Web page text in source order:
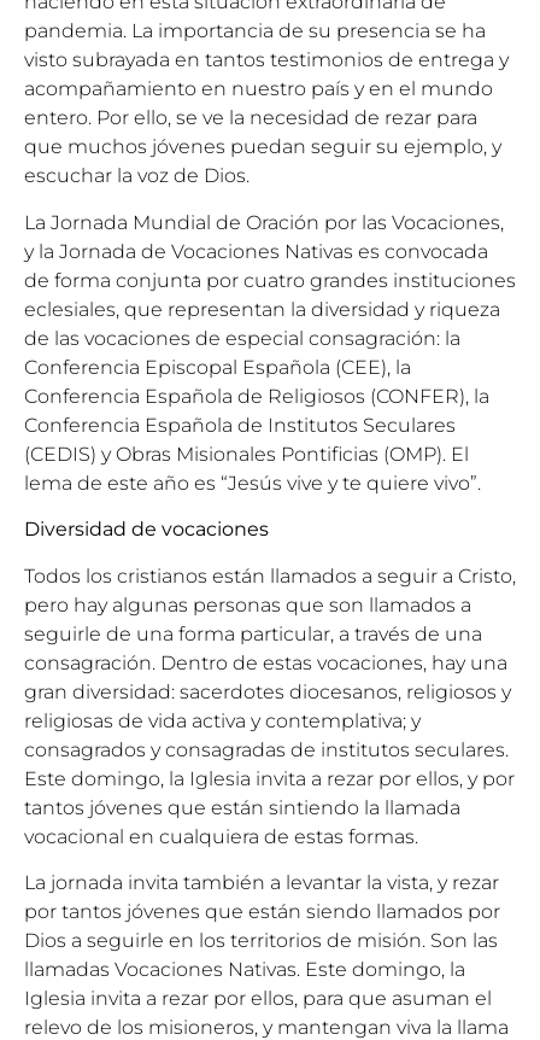
pandemia. La importancia de su presencia se ha
visto subrayada en tantos testimonios de entrega y
acompañamiento en nuestro país y en el mundo
entero. Por ello, se ve la necesidad de rezar para
que muchos jóvenes puedan seguir su ejemplo, y
escuchar la voz de Dios.
La Jornada Mundial de Oración por las Vocaciones,
y la Jornada de Vocaciones Nativas es convocada
de forma conjunta por cuatro grandes instituciones
eclesiales, que representan la diversidad y riqueza
de las vocaciones de especial consagración: la
Conferencia Episcopal Española (CEE), la
Conferencia Española de Religiosos (CONFER), la
Conferencia Española de Institutos Seculares
(CEDIS) y Obras Misionales Pontificias (OMP). El
lema de este año es “Jesús vive y te quiere vivo”.
Diversidad de vocaciones
Todos los cristianos están llamados a seguir a Cristo,
pero hay algunas personas que son llamados a
seguirle de una forma particular, a través de una
consagración. Dentro de estas vocaciones, hay una
gran diversidad: sacerdotes diocesanos, religiosos y
religiosas de vida activa y contemplativa; y
consagrados y consagradas de institutos seculares.
Este domingo, la Iglesia invita a rezar por ellos, y por
tantos jóvenes que están sintiendo la llamada
vocacional en cualquiera de estas formas.
La jornada invita también a levantar la vista, y rezar
por tantos jóvenes que están siendo llamados por
Dios a seguirle en los territorios de misión. Son las
llamadas Vocaciones Nativas. Este domingo, la
Iglesia invita a rezar por ellos, para que asuman el
relevo de los misioneros, y mantengan viva la llama